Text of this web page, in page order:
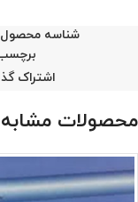
شناسه
اشتراک
محصولات مشابه